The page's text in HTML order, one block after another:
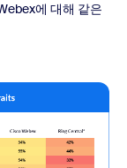
에 대해 같은